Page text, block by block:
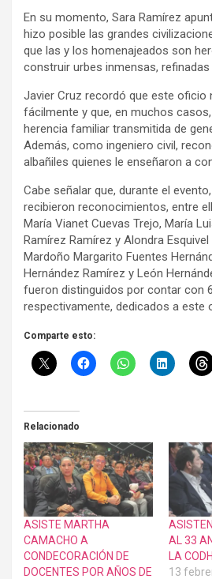
En su momento, Sara Ramírez
hizo posible las grandes
que las y los homenajeados son
construir urbes inmensas,
Javier Cruz recordó que este oficio
fácilmente y que, en muchos
herencia familiar transmitida de
Además, como ingeniero civil,
albañiles quienes le enseñaron a
Cabe señalar que, durante el
recibieron reconocimientos, entre
María Vianet Cuevas Trejo, María
Ramírez Ramírez y Alondra
Mardoño Margarito Fuentes
Hernández Ramírez y León
fueron distinguidos por contar con
respectivamente, dedicados a este
Comparte esto:
Relacionado
ASISTE MARTHA
CAMACHO A
CONDECORACIÓN DE
DOCENTES POR AÑOS DE
AL 33
LA
13